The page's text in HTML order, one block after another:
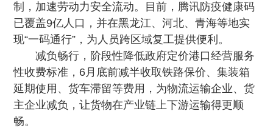
制，加速劳动力安全流动。目前，腾讯防疫健康码
已覆盖9亿人口，并在黑龙江、河北、青海等地实
现“一码通行”，为人员跨区域复工提供便利。
减负畅行，阶段性降低政府定价港口经营服务
性收费标准，6月底前减半收取铁路保价、集装箱
延期使用、货车滞留等费用，为物流运输企业、货
主企业减负，让货物在产业链上下游运输得更顺
畅。